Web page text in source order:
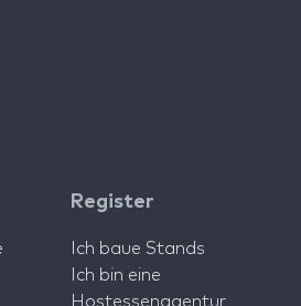
Register
Ich baue Stands
Ich bin eine
Hostessenagentur